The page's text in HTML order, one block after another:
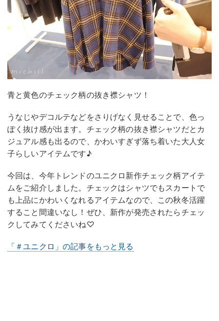
青と黄色のチェック柄の抜き襟シャツ！
うなじやデコルテなどをさりげなく見せることで、色っ
ぽく抜け感が出ます。チェック柄の抜き襟シャツだとカ
ジュアル感も出るので、かわいすぎず落ち着いた大人女
子らしいアイテムです♪
今回は、今年トレンドのユニクロ新作チェック柄アイテ
ムをご紹介しました。チェックはシャツでもスカートで
も上品にかわいくなれるアイテムなので、この秋冬活躍
すること間違いなし！ぜひ、新作が発売されたらチェッ
クしてみてくださいね♡
「＃ユニクロ」の記事をもっと見る